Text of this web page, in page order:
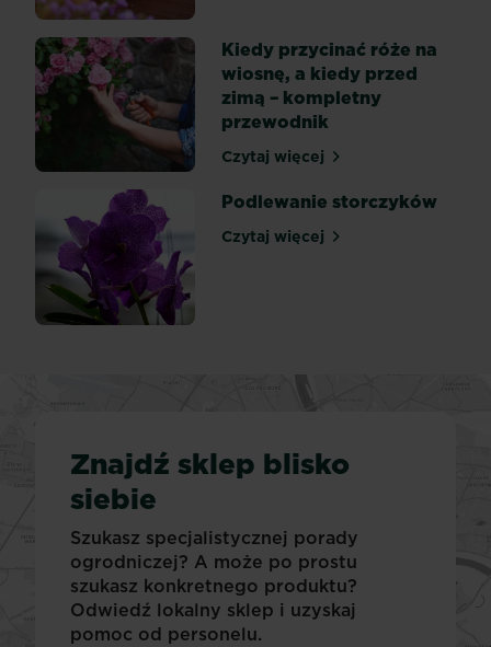
Kiedy przycinać róże na
wiosnę, a kiedy przed
zimą – kompletny
przewodnik
Czytaj więcejKiedy przycinać róże na
Podlewanie storczyków
Czytaj więcejPodlewanie storczyków
Znajdź sklep blisko
siebie
Szukasz specjalistycznej porady
ogrodniczej? A może po prostu
szukasz konkretnego produktu?
Odwiedź lokalny sklep i uzyskaj
pomoc od personelu.